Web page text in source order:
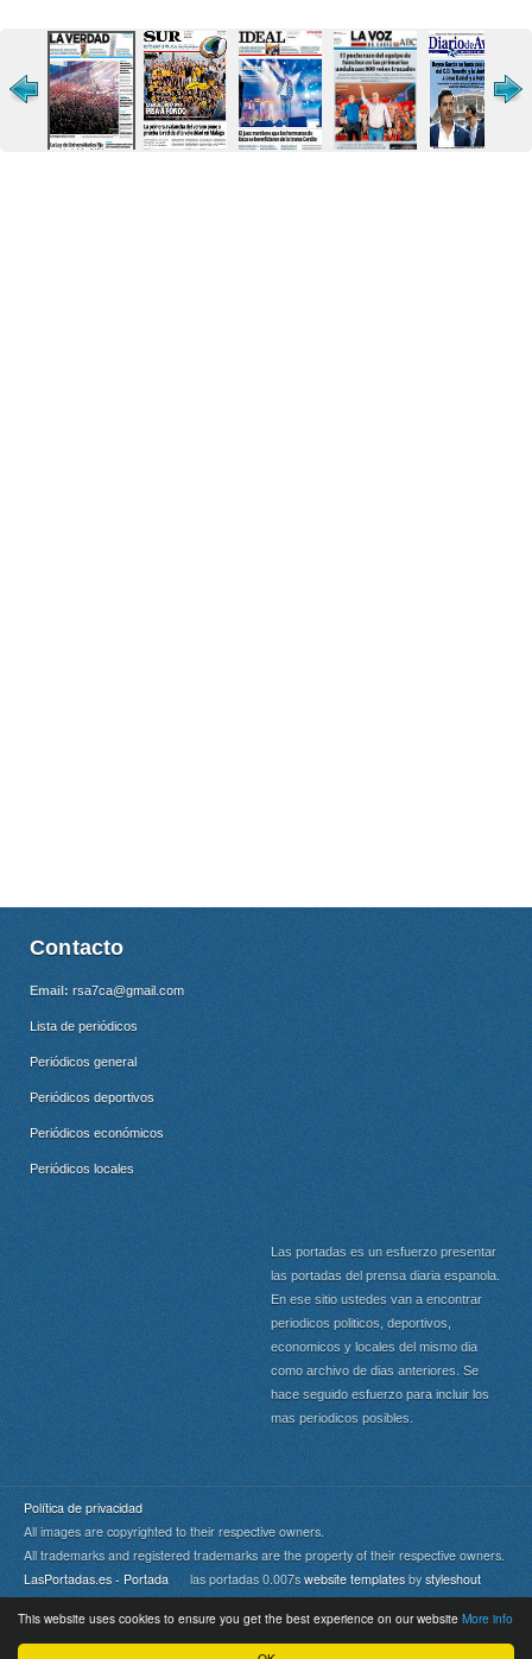
This website uses cookies to ensure you get the best experience on our website More info
Contacto
Email: rsa7ca@gmail.com
Lista de periódicos
Periódicos general
Periódicos deportivos
Periódicos económicos
Periódicos locales
Las portadas es un esfuerzo presentar
las portadas del prensa diaria espanola.
En ese sitio ustedes van a encontrar
periodicos politicos, deportivos,
economicos y locales del mismo dia
como archivo de dias anteriores. Se
hace seguido esfuerzo para incluir los
mas periodicos posibles.
Política de privacidad
All images are copyrighted to their respective owners.
All trademarks and registered trademarks are the property of their respective owners.
LasPortadas.es - Portada las portadas 0.007s website templates by styleshout